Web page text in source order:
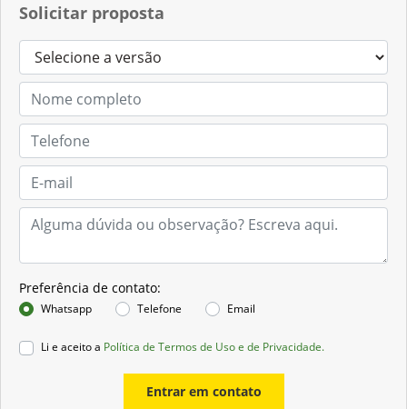
Solicitar proposta
Preferência de contato:
Whatsapp Telefone Email
Li e aceito a Política de Termos de Uso e de Privacidade.
Entrar em contato